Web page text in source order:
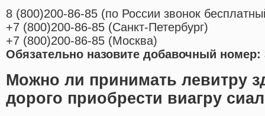
8 (800)200-86-85 (по России звонок
+7 (800)200-86-85 (Санкт-Петербург)
+7 (800)200-86-85 (Москва)
Обязательно назовите добавочный номер:
Можно ли принимать левитру
дорого приобрести виагру